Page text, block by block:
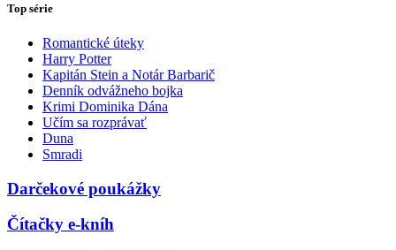
Top série
Romantické úteky
Harry Potter
Kapitán Stein a Notár Barbarič
Denník odvážneho bojka
Krimi Dominika Dána
Učím sa rozprávať
Duna
Smradi
Darčekové poukážky
Čítačky e-kníh